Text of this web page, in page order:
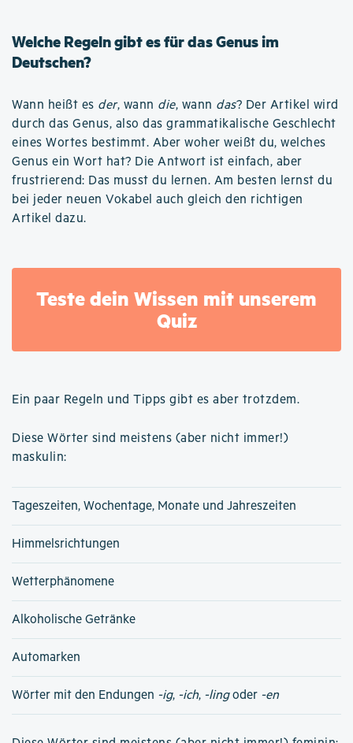
Welche Regeln gibt es für das Genus im
Deutschen?
Wann heißt es der, wann die, wann das? Der Artikel wird
durch das Genus, also das grammatikalische Geschlecht
eines Wortes bestimmt. Aber woher weißt du, welches
Genus ein Wort hat? Die Antwort ist einfach, aber
frustrierend: Das musst du lernen. Am besten lernst du
bei jeder neuen Vokabel auch gleich den richtigen
Artikel dazu.
Teste dein Wissen mit unserem
Quiz
Ein paar Regeln und Tipps gibt es aber trotzdem.
Diese Wörter sind meistens (aber nicht immer!)
maskulin:
Tageszeiten, Wochentage, Monate und Jahreszeiten
Himmelsrichtungen
Wetterphänomene
Alkoholische Getränke
Automarken
Wörter mit den Endungen -ig, -ich, -lingoder -en